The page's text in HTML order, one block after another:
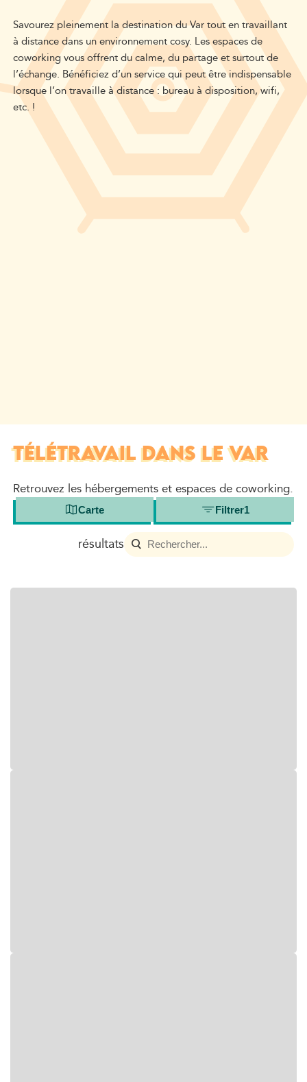
Savourez pleinement la destination du Var tout en travaillant
à distance dans un environnement cosy. Les espaces de
coworking vous offrent du calme, du partage et surtout de
l’échange. Bénéficiez d’un service qui peut être indispensable
lorsque l’on travaille à distance : bureau à disposition, wifi,
etc. !
TÉLÉTRAVAIL DANS LE VAR
Retrouvez les hébergements et espaces de coworking.
Carte Filtrer1
résultats